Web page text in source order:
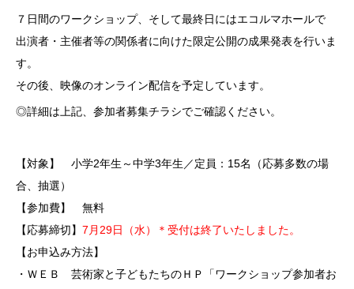
７日間のワークショップ、そして最終日にはエコルマホールで
出演者・主催者等の関係者に向けた限定公開の成果発表を行いま
す。
その後、映像のオンライン配信を予定しています。
◎詳細は上記、参加者募集チラシでご確認ください。
【対象】 小学2年生～中学3年生／定員：15名（応募多数の場
合、抽選）
【参加費】 無料
【応募締切】 7月29日（水）＊受付は終了いたしました。
【お申込み方法】
・ＷＥＢ 芸術家と子どもたちのＨＰ「ワークショップ参加者お